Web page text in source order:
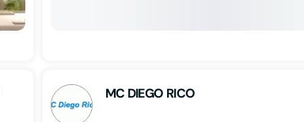
MC DIEGO RICO